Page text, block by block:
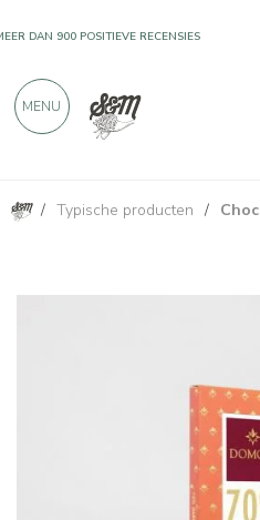
/ Typische producten /
Criollo pure chocolade 70% 75g
DAN 900 POSITIEVE RECENSIES
MENU